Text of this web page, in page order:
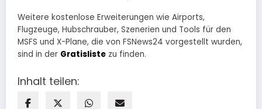
Weitere kostenlose Erweiterungen wie Airports,
Flugzeuge, Hubschrauber, Szenerien und Tools für den
MSFS und X-Plane, die von FSNews24 vorgestellt wurden,
sind in der Gratisliste zu finden.
Inhalt teilen: